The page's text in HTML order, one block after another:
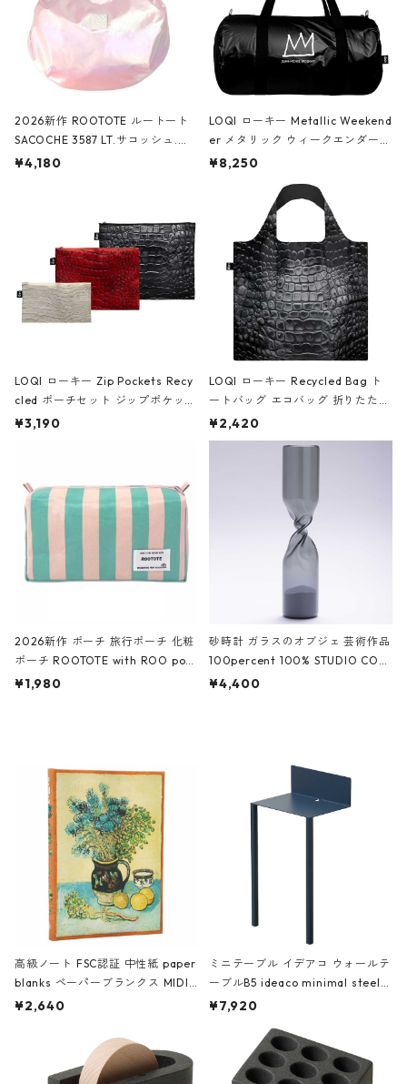
2026新作 ROOTOTE ルートート
SACOCHE 3587 LT.サコッシュ.ル
ミエ-B ショルダーバッグ グロスピ
¥4,180
LOQI ローキー Metallic Weekend
er メタリック ウィークエンダー
ボストンバッグ ショルダーバッグ
Black ジャン=ミッシェル・バスキ
ア/クラウン ブラック
¥8,250
LOQI ローキー Zip Pockets Recy
cled ポーチセット ジップポケット
ファスナーポーチ 撥水加工 トラベ
ーガンディー、オフホワイト
¥3,190
LOQI ローキー Recycled Bag ト
ートバッグ エコバッグ 折りたたみ
大きめ 撥水加工 収納ポーチ CRO
CODILE/Black クロコダイル/ブラ
¥2,420
2026新作 ポーチ 旅行ポーチ 化粧
ポーチ ROOTOTE with ROO pou
ch 3532 ルートート WR.ポーチ.ラ
¥1,980
砂時計 ガラスのオブジェ 芸術作品
100percent 100% STUDIO COH
AKU Timeless 100パーセント ス
¥4,400
高級ノート FSC認証 中性紙 paper
blanks ペーパーブランクス MIDI
ハードカバー 罫線 ヴァン・ゴッホ
¥2,640
ミニテーブル イデアコ ウォールテ
ーブルB5 ideaco minimal steel f
urniture WALL Table B5 ネイビー
¥7,920